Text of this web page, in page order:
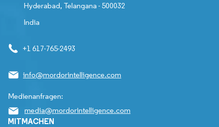
Hyderabad, Telangana - 500032
India
+1 617-765-2493
info@mordorintelligence.com
Medienanfragen:
media@mordorintelligence.com
MITMACHEN